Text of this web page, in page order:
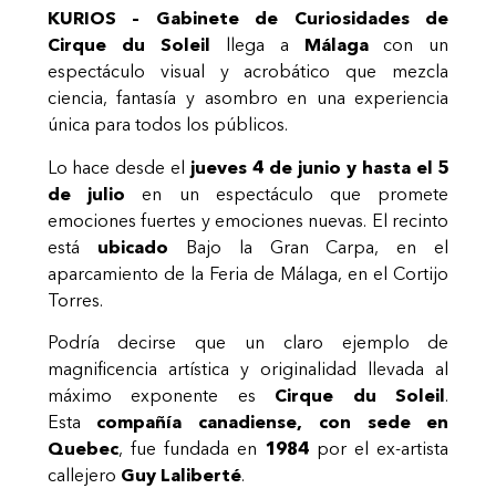
KURIOS – Gabinete de Curiosidades de
Cirque du Soleil llega a Málagacon un
espectáculo visual y acrobático que mezcla
ciencia, fantasía y asombro en una experiencia
única para todos los públicos.
Lo hace desde el jueves 4 de junio y hasta el 5
de julio en un espectáculo que promete
emociones fuertes y emociones nuevas. El recinto
está ubicado Bajo la Gran Carpa, en el
aparcamiento de la Feria de Málaga, en el Cortijo
Torres.
Podría decirse que un claro ejemplo de
magnificencia artística y originalidad llevada al
máximo exponente es Cirque du Soleil.
Esta compañía canadiense, con sede en
Quebec, fue fundada en 1984 por el ex-artista
callejero Guy Laliberté.